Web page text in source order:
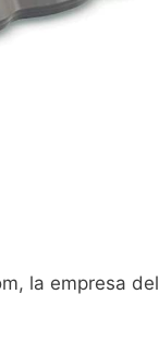
la empresa del